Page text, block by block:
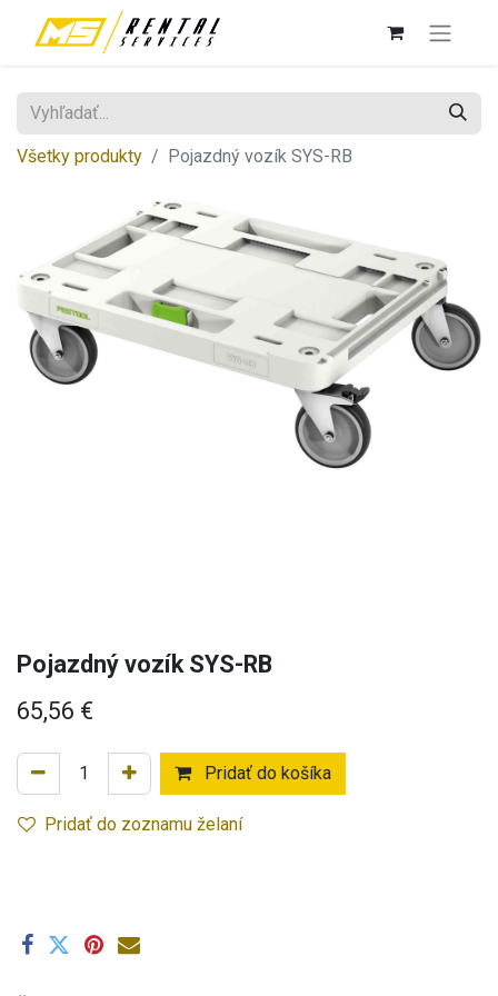
Všetky produkty Pojazdný vozík SYS-RB
Pojazdný vozík SYS-RB
65,56 €
Pridať do košíka
Pridať do zoznamu želaní